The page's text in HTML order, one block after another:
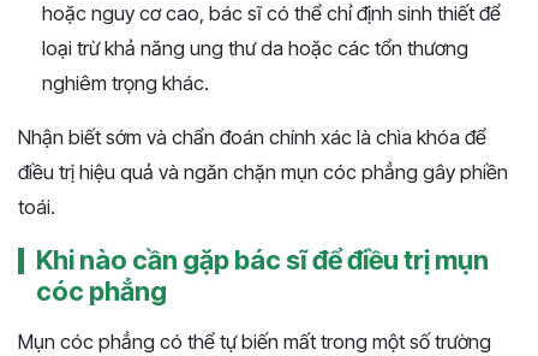
hoặc nguy cơ cao, bác sĩ có thể chỉ định sinh thiết để
loại trừ khả năng ung thư da hoặc các tổn thương
nghiêm trọng khác.
Nhận biết sớm và chẩn đoán chính xác là chìa khóa để
điều trị hiệu quả và ngăn chặn mụn cóc phẳng gây phiền
toái.
Khi nào cần gặp bác sĩ để điều trị mụn
cóc phẳng
Mụn cóc phẳng có thể tự biến mất trong một số trường